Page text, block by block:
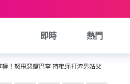
即時 熱門
權！怒甩惡嬸巴掌 持棍痛打渣男姑父